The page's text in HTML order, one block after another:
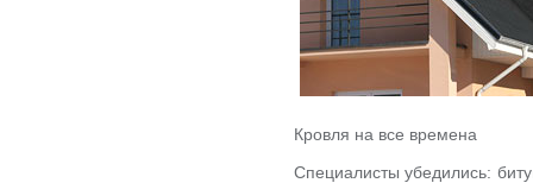
Кровля на все времена
Специалисты убедились: